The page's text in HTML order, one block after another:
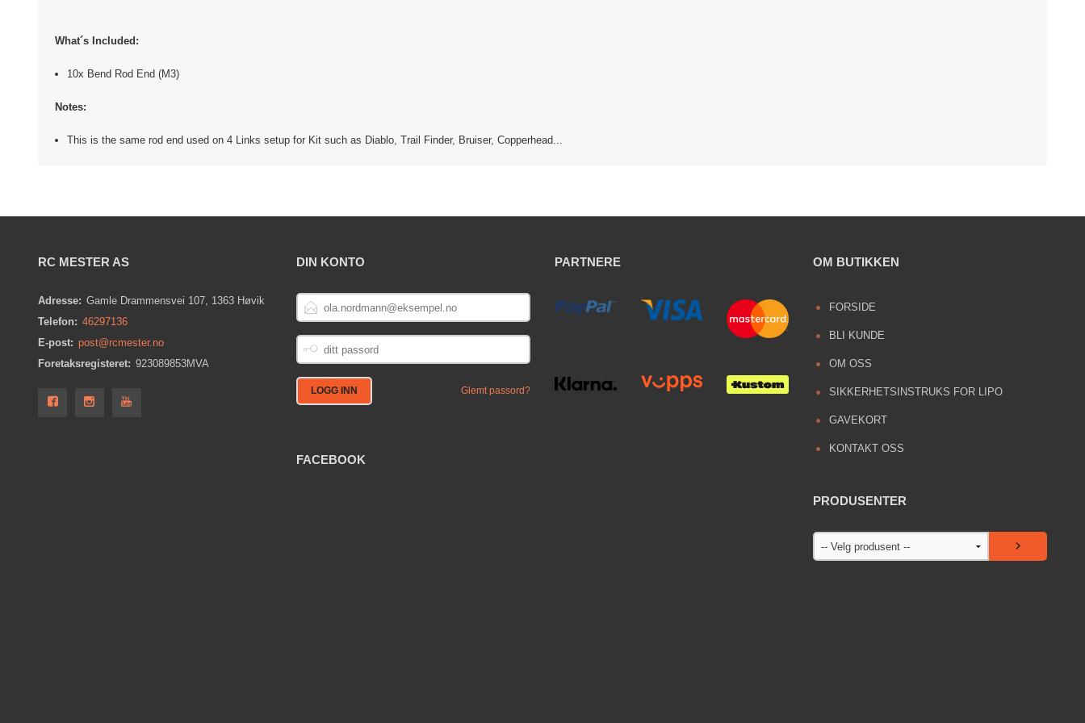
What´s Included:
10x Bend Rod End (M3)
Notes:
This is the same rod end used on 4 Links setup for Kit such as Diablo, Trail Finder, Bruiser, Copperhead...
RC MESTER AS
Adresse: Gamle Drammensvei 107, 1363 Høvik
Telefon: 46297136
E-post: post@rcmester.no
Foretaksregisteret: 923089853MVA
DIN KONTO
E-
POSTADRESSE
DITT
PASSORD
Glemt passord?
FACEBOOK
PARTNERE OM BUTIKKEN
FORSIDE
BLI KUNDE
OM OSS
SIKKERHETSINSTRUKS FOR LIPO
GAVEKORT
KONTAKT OSS
PRODUSENTER